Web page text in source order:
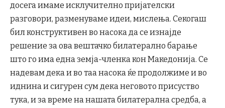
досега имаме исклучително пријателски
разговори, разменуваме идеи, мислења. Секогаш
бил конструктивен во насока да се изнајде
решение за ова вештачко билатерално барање
што го има една земја-членка кон Македонија. Се
надевам дека и во таа насока ќе продолжиме и во
иднина и сигурен сум дека неговото присуство
тука, и за време на нашата билатерална средба, а